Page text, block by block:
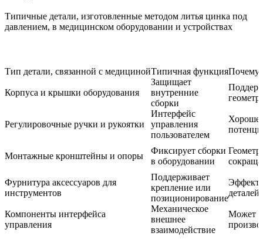
Типичные детали, изготовленные методом литья цинка под
давлением, в медицинском оборудовании и устройствах
Тип детали, связанной с медицинойТипичная функцияПочему
Корпуса и крышки оборудования
Защищает
внутренние
сборки
Регулировочные ручки и рукоятки
Интерфейс
управления
пользователем
Монтажные кронштейны и опоры
Фиксирует сборки
в оборудовании
Фурнитура аксессуаров для
инструментов
Поддерживает
крепление или
позиционирование
деталей
Компоненты интерфейса
управления
Механическое
внешнее
взаимодействие
Может